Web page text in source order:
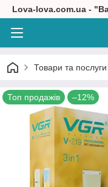
Lova-lova.com.ua -
Товари та послуги
Топ продажів –12%